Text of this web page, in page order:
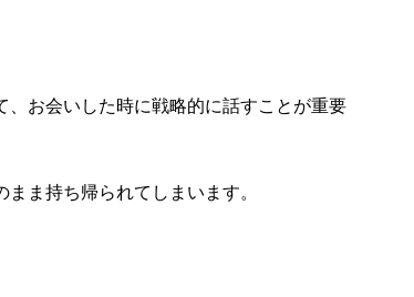
お会いした時に戦略的に話すことが重要
ま持ち帰られてしまいます。